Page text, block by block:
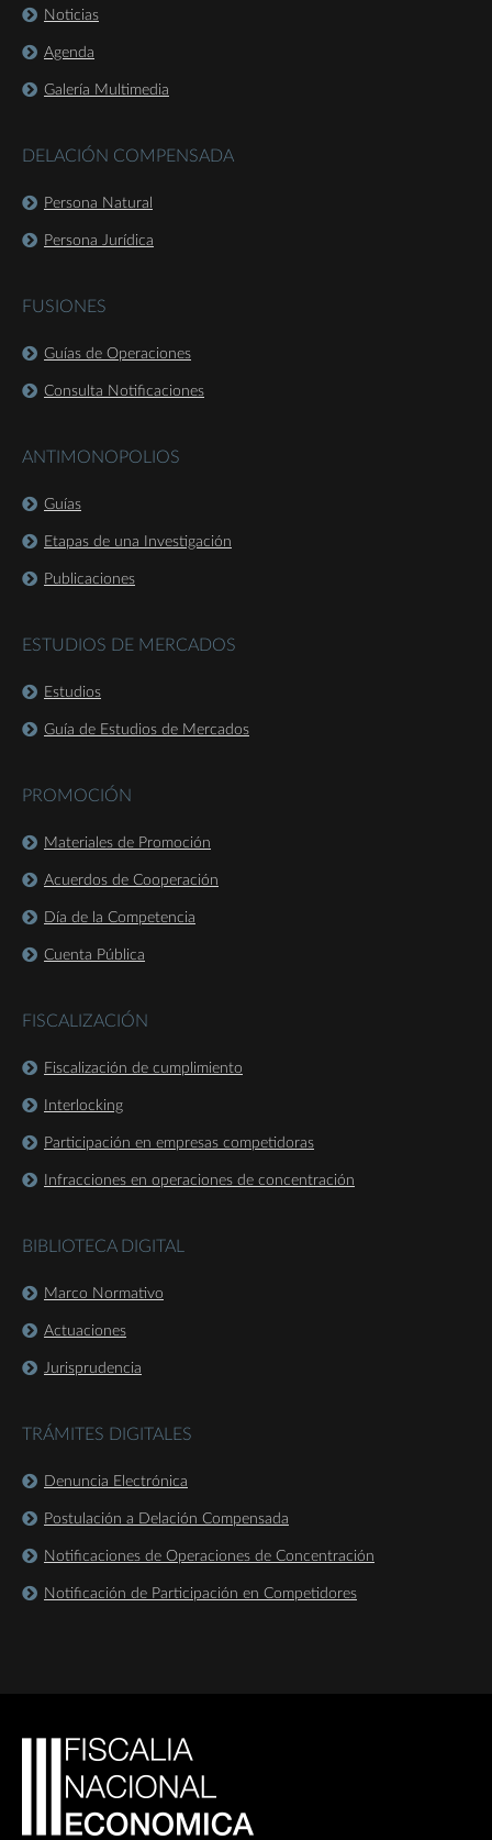
Noticias
Agenda
Galería Multimedia
DELACIÓN COMPENSADA
Persona Natural
Persona Jurídica
FUSIONES
Guías de Operaciones
Consulta Notificaciones
ANTIMONOPOLIOS
Guías
Etapas de una Investigación
Publicaciones
ESTUDIOS DE MERCADOS
Estudios
Guía de Estudios de Mercados
PROMOCIÓN
Materiales de Promoción
Acuerdos de Cooperación
Día de la Competencia
Cuenta Pública
FISCALIZACIÓN
Fiscalización de cumplimiento
Interlocking
Participación en empresas competidoras
Infracciones en operaciones de concentración
BIBLIOTECA DIGITAL
Marco Normativo
Actuaciones
Jurisprudencia
TRÁMITES DIGITALES
Denuncia Electrónica
Postulación a Delación Compensada
Notificaciones de Operaciones de Concentración
Notificación de Participación en Competidores